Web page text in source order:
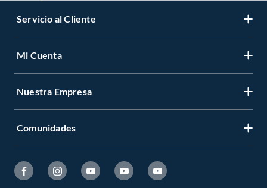
Servicio al Cliente
Mi Cuenta
Nuestra Empresa
Comunidades